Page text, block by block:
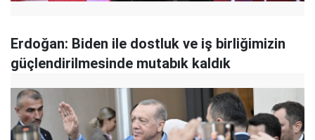
Erdoğan: Biden ile dostluk ve iş birliğimizin
güçlendirilmesinde mutabık kaldık